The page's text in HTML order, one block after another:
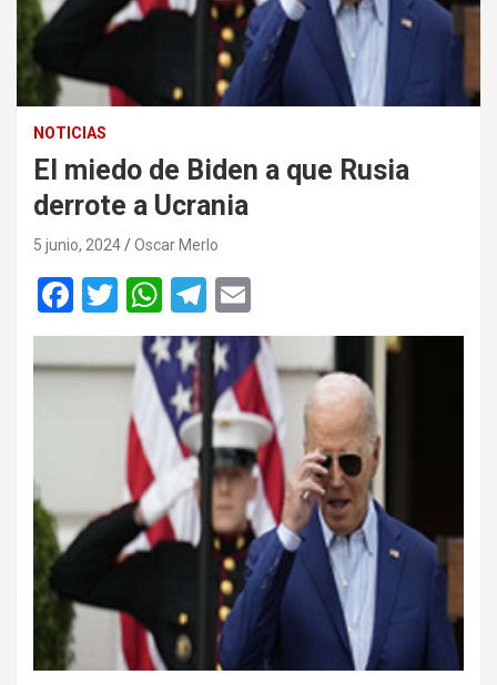
NOTICIAS
El miedo de Biden a que Rusia
derrote a Ucrania
5 junio, 2024 Oscar Merlo
F
a
ce
k
T
wi
tt
er
W
h
at
s
A
p
p
T
el
e
gr
a
m
m
ail